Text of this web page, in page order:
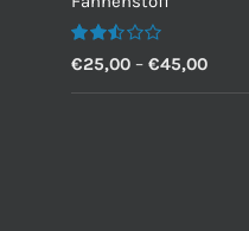
Bewertet
2.50
€25,00 – €45,00